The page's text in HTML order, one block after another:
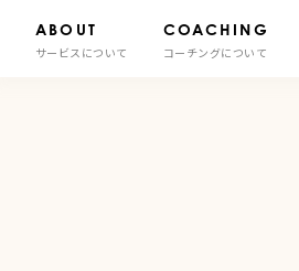
ABOUT
サービスについて
COACHING
コーチングについて